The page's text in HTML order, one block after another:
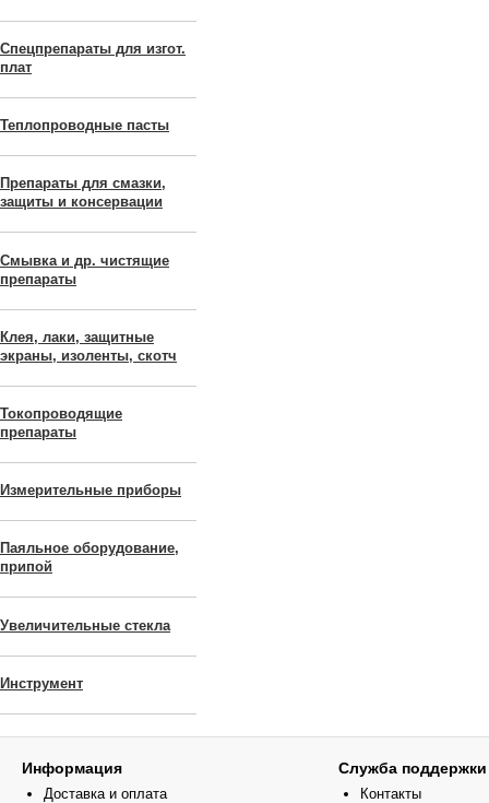
Спецпрепараты для изгот.
плат
Теплопроводные пасты
Препараты для смазки,
защиты и консервации
Смывка и др. чистящие
препараты
Клея, лаки, защитные
экраны, изоленты, скотч
Токопроводящие
препараты
Измерительные приборы
Паяльное оборудование,
припой
Увеличительные стекла
Инструмент
Информация
Доставка и оплата
Служба поддержки
Контакты